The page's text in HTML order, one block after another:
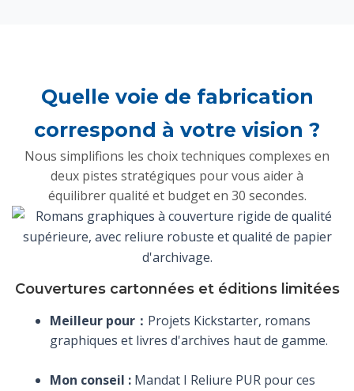
Quelle voie de fabrication
correspond à votre vision ?
Nous simplifions les choix techniques complexes en
deux pistes stratégiques pour vous aider à
équilibrer qualité et budget en 30 secondes.
Couvertures cartonnées et éditions limitées
Meilleur pour： Projets Kickstarter, romans
graphiques et livres d'archives haut de gamme.
Mon conseil : Mandat I Reliure PUR pour ces